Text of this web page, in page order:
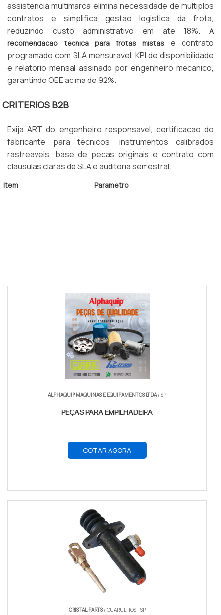
assistencia multimarca elimina necessidade de multiplos
contratos e simplifica gestao logistica da frota,
reduzindo custo administrativo em ate 18%. A
recomendacao tecnica para frotas mistas e contrato
programado com SLA mensuravel, KPI de disponibilidade
e relatorio mensal assinado por engenheiro mecanico,
garantindo OEE acima de 92%.
CRITERIOS B2B
Exija ART do engenheiro responsavel, certificacao do
fabricante para tecnicos, instrumentos calibrados
rastreaveis, base de pecas originais e contrato com
clausulas claras de SLA e auditoria semestral.
Item Parametro
ALPHAQUIP MAQUINAS E EQUIPAMENTOS LTDA/ SP
PEÇAS PARA EMPILHADEIRA
COTAR AGORA
CRISTAL PARTS/ GUARULHOS - SP